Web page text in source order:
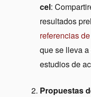
cel:
resultados
referencias
que se lleva
estudios de
Propuestas